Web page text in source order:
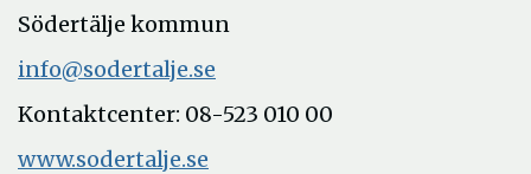
Södertälje kommun
info@sodertalje.se
Kontaktcenter: 08-523 010 00
www.sodertalje.se